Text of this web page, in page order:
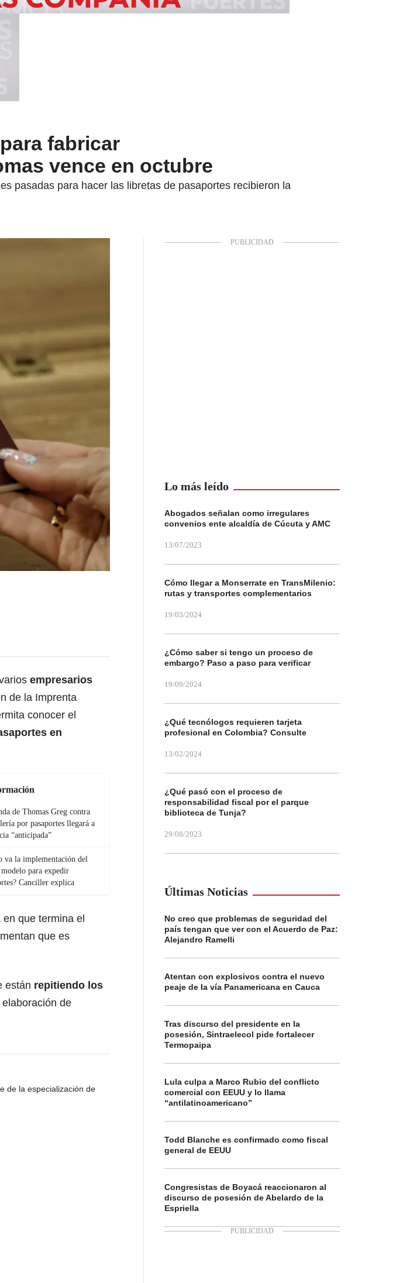
fabricar
vence en octubre
pasadas para hacer las libretas de pasaportes recibieron la
empresarios
de la Imprenta
conocer el
en
de Thomas Greg contra
por pasaportes llegará a
“anticipada”
va la implementación del
para expedir
Canciller explica
que termina el
que es
están repitiendo los
de
de la especialización de
Lo más leído
Abogados señalan como irregulares
convenios ente alcaldía de Cúcuta y AMC
13/07/2023
Cómo llegar a Monserrate en TransMilenio:
rutas y transportes complementarios
19/03/2024
¿Cómo saber si tengo un proceso de
embargo? Paso a paso para verificar
19/09/2024
¿Qué tecnólogos requieren tarjeta
profesional en Colombia? Consulte
13/02/2024
¿Qué pasó con el proceso de
responsabilidad fiscal por el parque
biblioteca de Tunja?
29/08/2023
Últimas Noticias
No creo que problemas de seguridad del
país tengan que ver con el Acuerdo de Paz:
Alejandro Ramelli
Atentan con explosivos contra el nuevo
peaje de la vía Panamericana en Cauca
Tras discurso del presidente en la
posesión, Sintraelecol pide fortalecer
Termopaipa
Lula culpa a Marco Rubio del conflicto
comercial con EEUU y lo llama
“antilatinoamericano”
Todd Blanche es confirmado como fiscal
general de EEUU
Congresistas de Boyacá reaccionaron al
discurso de posesión de Abelardo de la
Espriella